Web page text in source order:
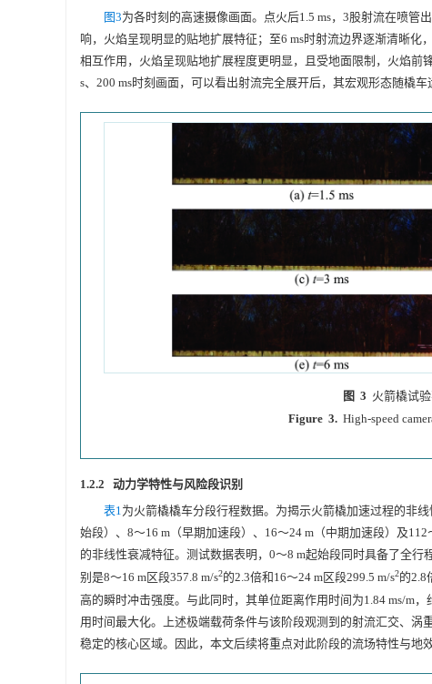
图3为各时刻的高速摄像画面。点火后1.5 ms，3股射流在喷管
响，火焰呈现明显的贴地扩展特征；至6 ms时射流边界逐渐清晰
相互作用，火焰呈现贴地扩展程度更明显，且受地面限制，火焰前
s、200 ms时刻画面，可以看出射流完全展开后，其宏观形态随橇车
图 3 火箭橇试
Figure 3. High-speed
1.2.2 动力学特性与风险段识别
表1为火箭橇橇车分段行程数据。为揭示火箭橇加速过程的非
始段）、8～16 m（早期加速段）、16～24 m（中期加速段）及
的非线性衰减特征。测试数据表明，0～8 m起始段同时具备了全
别是8～16 m区段357.8 m/s2的2.3倍和16～24 m区段299.5 m/s2的2.8
高的瞬时冲击强度。与此同时，其单位距离作用时间为1.84 ms/m
用时间最大化。上述极端载荷条件与该阶段观测到的射流汇交、
稳定的核心区域。因此，本文后续将重点对此阶段的流场特性与地